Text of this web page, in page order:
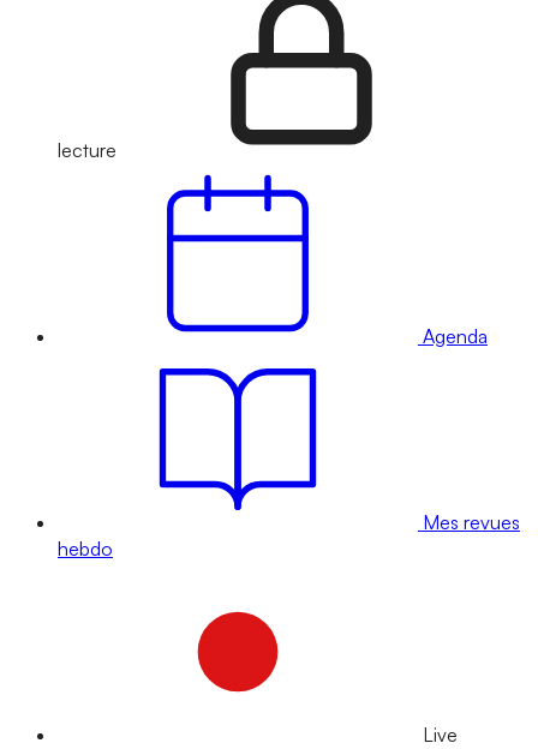
lecture
Agenda
Mes revues
hebdo
Live